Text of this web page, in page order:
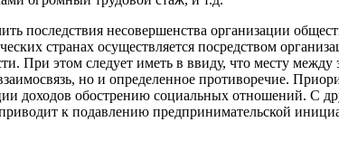
последствия несовершенства организации
странах осуществляется посредством
При этом следует иметь в ввиду, что месту
но и определенное противоречие.
доходов обострению социальных отношений. С
к подавлению предпринимательской